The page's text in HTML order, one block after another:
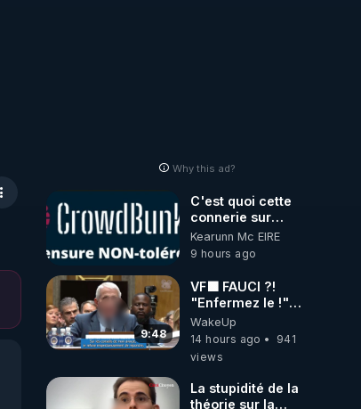
Why this ad?
C'est quoi cette
connerie sur
CrowdBunker
???? Si on ne
peut plus publier,
c'est un peu de la
censure. Ne
boucliers pour
voir mes vidéos,
c'est une arnaque
chaine et mon
Kearunn Mc EIRE
9 hours ago
9:48
VF🟩 FAUCI ?!
"Enfermez le !"
(Lock him up!) -
Quartz Traduction
WakeUp
14 hours ago
941
views
La stupidité de la
théorie sur la